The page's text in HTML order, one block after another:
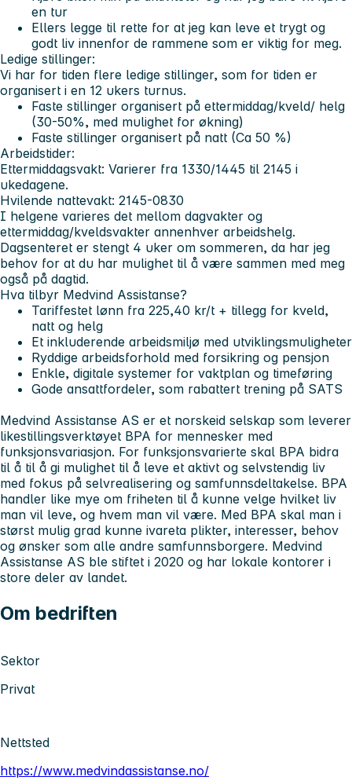
en tur
Ellers legge til rette for at jeg kan leve et trygt og
godt liv innenfor de rammene som er viktig for meg.
Ledige stillinger:
Vi har for tiden flere ledige stillinger, som for tiden er
organisert i en 12 ukers turnus.
Faste stillinger organisert på ettermiddag/kveld/ helg
(30-50%, med mulighet for økning)
Faste stillinger organisert på natt (Ca 50 %)
Arbeidstider:
Ettermiddagsvakt: Varierer fra 1330/1445 til 2145 i
ukedagene.
Hvilende nattevakt: 2145-0830
I helgene varieres det mellom dagvakter og
ettermiddag/kveldsvakter annenhver arbeidshelg.
Dagsenteret er stengt 4 uker om sommeren, da har jeg
behov for at du har mulighet til å være sammen med meg
også på dagtid.
Hva tilbyr Medvind Assistanse?
Tariffestet lønn fra 225,40 kr/t + tillegg for kveld,
natt og helg
Et inkluderende arbeidsmiljø med utviklingsmuligheter
Ryddige arbeidsforhold med forsikring og pensjon
Enkle, digitale systemer for vaktplan og timeføring
Gode ansattfordeler, som rabattert trening på SATS
Medvind Assistanse AS er et norskeid selskap som leverer
likestillingsverktøyet BPA for mennesker med
funksjonsvariasjon. For funksjonsvarierte skal BPA bidra
til å til å gi mulighet til å leve et aktivt og selvstendig liv
med fokus på selvrealisering og samfunnsdeltakelse. BPA
handler like mye om friheten til å kunne velge hvilket liv
man vil leve, og hvem man vil være. Med BPA skal man i
størst mulig grad kunne ivareta plikter, interesser, behov
og ønsker som alle andre samfunnsborgere. Medvind
Assistanse AS ble stiftet i 2020 og har lokale kontorer i
store deler av landet.
Om bedriften
Sektor
Privat
Nettsted
https://www.medvindassistanse.no/